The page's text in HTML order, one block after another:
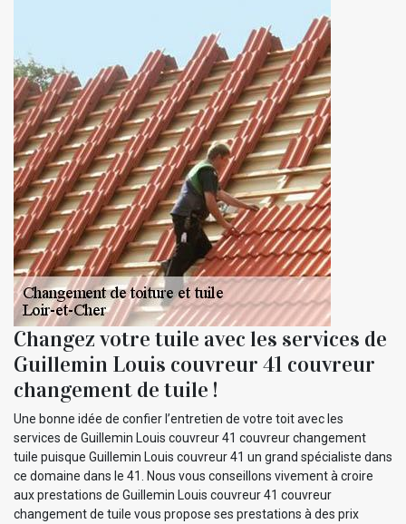
Changez votre tuile avec les services de
Guillemin Louis couvreur 41 couvreur
changement de tuile !
Une bonne idée de confier l’entretien de votre toit avec les
services de Guillemin Louis couvreur 41 couvreur changement
tuile puisque Guillemin Louis couvreur 41 un grand spécialiste dans
ce domaine dans le 41. Nous vous conseillons vivement à croire
aux prestations de Guillemin Louis couvreur 41 couvreur
changement de tuile vous propose ses prestations à des prix